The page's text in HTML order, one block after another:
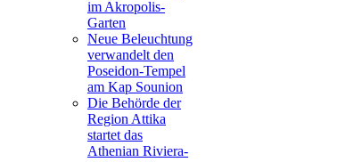
im Akropolis-
Garten
Neue Beleuchtung
verwandelt den
Poseidon-Tempel
am Kap Sounion
Die Behörde der
Region Attika
startet das
Athenian Riviera-